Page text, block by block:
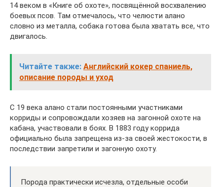
14 веком в «Книге об охоте», посвящённой восхвалению
боевых псов. Там отмечалось, что челюсти алано
словно из металла, собака готова была хватать все, что
двигалось.
Читайте также: Английский кокер спаниель,
описание породы и уход
С 19 века алано стали постоянными участниками
корриды и сопровождали хозяев на загонной охоте на
кабана, участвовали в боях. В 1883 году коррида
официально была запрещена из-за своей жестокости, в
последствии запретили и загонную охоту.
Порода практически исчезла, отдельные особи